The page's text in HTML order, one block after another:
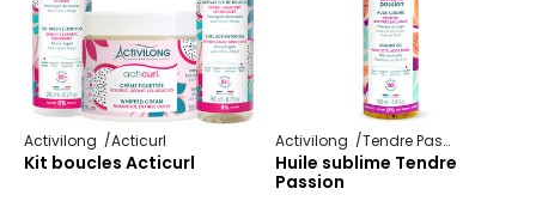
Activilong Acticurl
Kit boucles Acticurl
Activilong Tendre Passion
Huile sublime Tendre
Passion